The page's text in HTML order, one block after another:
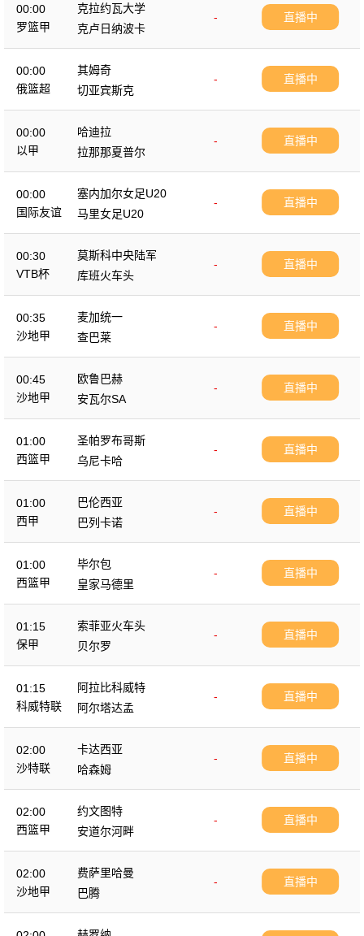
00:00
罗篮甲
克拉约瓦大学
-
克卢日纳波卡
直播中
00:00
俄篮超
其姆奇
-
切亚宾斯克
直播中
00:00
以甲
哈迪拉
-
拉那那夏普尔
直播中
00:00
国际友谊
塞内加尔女足U20
-
马里女足U20
直播中
00:30
VTB杯
莫斯科中央陆军
-
库班火车头
直播中
00:35
沙地甲
麦加统一
-
查巴莱
直播中
00:45
沙地甲
欧鲁巴赫
-
安瓦尔SA
直播中
01:00
西篮甲
圣帕罗布哥斯
-
乌尼卡哈
直播中
01:00
西甲
巴伦西亚
-
巴列卡诺
直播中
01:00
西篮甲
毕尔包
-
皇家马德里
直播中
01:15
保甲
索菲亚火车头
-
贝尔罗
直播中
01:15
科威特联
阿拉比科威特
-
阿尔塔达孟
直播中
02:00
沙特联
卡达西亚
-
哈森姆
直播中
02:00
西篮甲
约文图特
-
安道尔河畔
直播中
02:00
沙地甲
费萨里哈曼
-
巴腾
直播中